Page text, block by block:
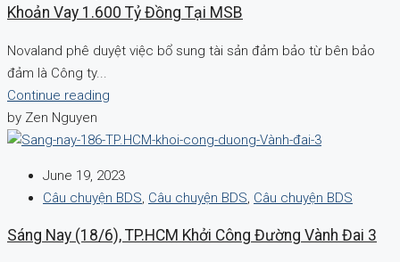
Khoản Vay 1.600 Tỷ Đồng Tại MSB
Novaland phê duyệt việc bổ sung tài sản đảm bảo từ bên bảo
đảm là Công ty...
Continue reading
by Zen Nguyen
June 19, 2023
Câu chuyện BDS, Câu chuyện BDS, Câu chuyện BDS
Sáng Nay (18/6), TP.HCM Khởi Công Đường Vành Đai 3